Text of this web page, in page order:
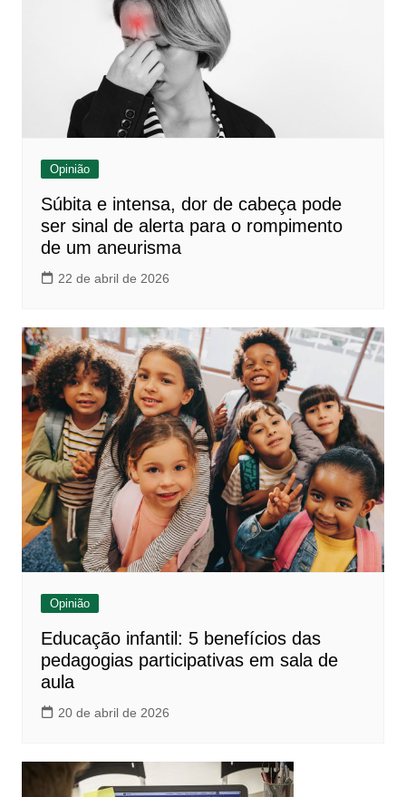
Opinião
Súbita e intensa, dor de cabeça pode
ser sinal de alerta para o rompimento
de um aneurisma
22 de abril de 2026
Opinião
Educação infantil: 5 benefícios das
pedagogias participativas em sala de
aula
20 de abril de 2026